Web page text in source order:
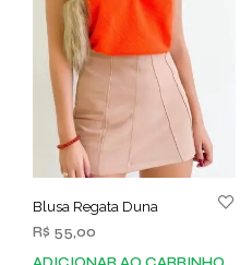
Blusa Regata Duna
R$ 55,00